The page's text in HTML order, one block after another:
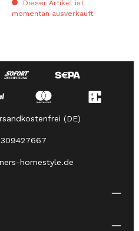
Dieser Artikel ist
momentan ausverkauft
(DE)
homestyle.de